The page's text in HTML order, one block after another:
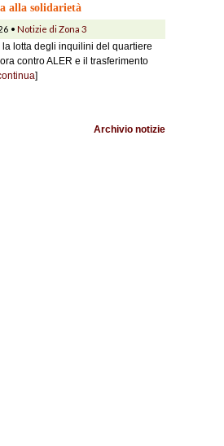
alla solidarietà
• Notizie di Zona 3
la lotta degli inquilini del quartiere
contro ALER e il trasferimento
]
Archivio notizie